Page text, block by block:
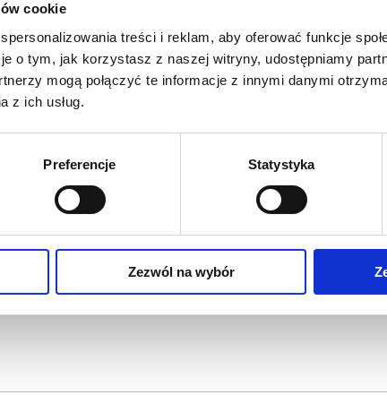
cookie
treści i reklam, aby oferować funkcje
o tym, jak korzystasz z naszej witryny, udostępniamy
mogą połączyć te informacje z innymi danymi
z ich usług.
Preferencje Statystyka
Zezwól na wybór